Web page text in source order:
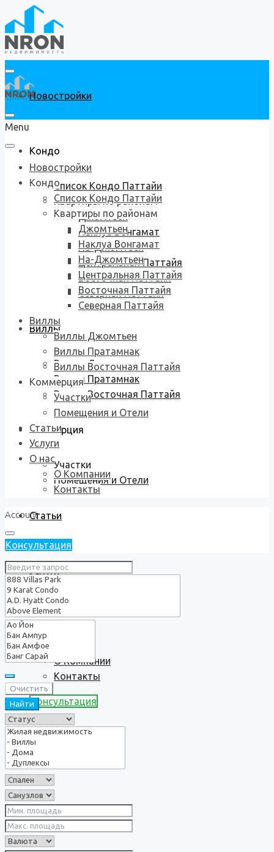
Новостройки
Кондо
Список Кондо Паттайи
Квартиры по районам
Джомтьен
Наклуа Вонгамат
На-Джомтьен
Центральная Паттайя
Восточная Паттайя
Северная Паттайя
Виллы
Виллы Джомтьен
Виллы Пратамнак
Виллы Восточная Паттайя
Коммерция
Участки
Помещения и Отели
Статьи
Услуги
О нас
О Компании
Контакты
Консультация
Menu
Новостройки
Кондо
Список Кондо Паттайи
Квартиры по районам
Джомтьен
Наклуа Вонгамат
На-Джомтьен
Центральная Паттайя
Восточная Паттайя
Северная Паттайя
Виллы
Виллы Джомтьен
Виллы Пратамнак
Виллы Восточная Паттайя
Коммерция
Участки
Помещения и Отели
Статьи
Услуги
О нас
О Компании
Контакты
Account
Консультация
Очистить
Найти